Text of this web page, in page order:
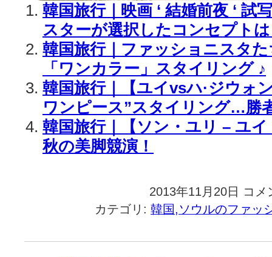
韓国旅行｜映画 ‘ 結婚前夜 ‘ 試
スターが選択したコンセプト
韓国旅行｜ファッショニスタ
「ワンカラー」スタイリング ♪
韓国旅行｜【ユイvsハ·ジウォ
ワンピース”スタイリング…勝
韓国旅行｜【ソン・ユリ – ユ
秋の美脚競演！
2013年11月20日
韓
旅
｜
コメ
カテゴリ: 韓国,ソウルのファッ